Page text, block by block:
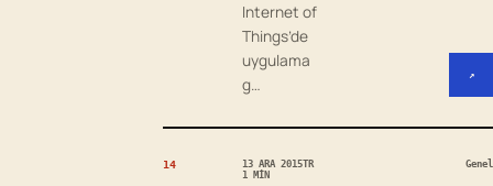
Internet of
Things’de
uygulama
g…
↗
14 13 ARA 2015TR
1 MIN
Genel